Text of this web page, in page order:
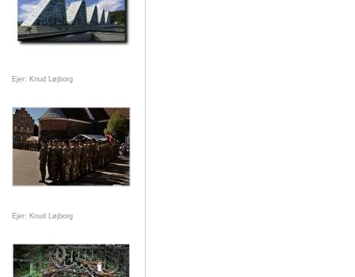
Ejer: Knud Løjborg
Ejer: Knud Løjborg